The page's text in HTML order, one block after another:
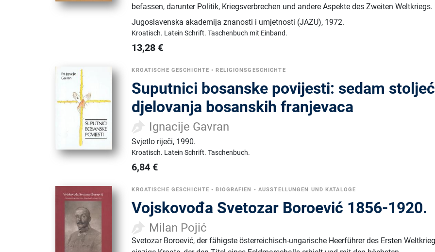
befassen, darunter Politik, Kriegsverbrechen und andere Aspekte des Zweiten Weltkriegs.
Jugoslavenska akademija znanosti i umjetnosti (JAZU), 1972.
Kroatisch. Latein Schrift.Taschenbuch mit Einband.
13,28 €
KROATISCHE GESCHICHTE •RELIGIONSGESCHICHTE
Suputnici bosanske povijesti: sedam
djelovanja bosanskih franjevaca
Ignacije Gavran
Svjetlo riječi, 1990.
Kroatisch. Latein Schrift.Taschenbuch.
6,84 €
KROATISCHE GESCHICHTE •BIOGRAFIEN • AUSSTELLUNGEN UND KATALOGE
Vojskovođa Svetozar Boroević 1856-1920.
Milan Pojić
Svetozar Boroević, der fähigste österreichisch-ungarische Heerführer des Ersten